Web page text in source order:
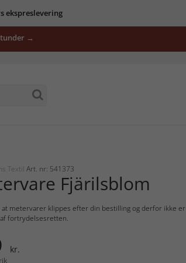
ekspreslevering
→
Textil Art. nr: 541373
Fjärilsblom
metervarer klippes efter din bestilling og derfor ikke er
fortrydelsesretten.
kr.